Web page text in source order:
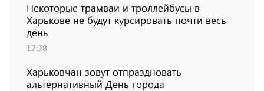
Некоторые трамваи и троллейбусы в
Харькове не будут курсировать почти весь
день
17:38
Харьковчан зовут отпраздновать
альтернативный День города